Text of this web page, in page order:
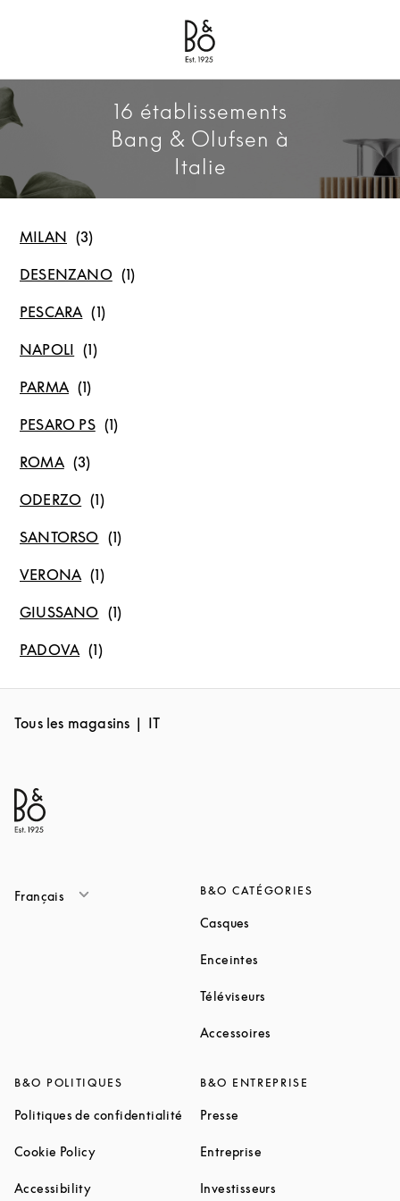
Bang & Olufsen - Exist to Create
Link Opens in New Tab
16 établissements
Bang & Olufsen à
Italie
MILAN
DESENZANO
PESCARA
NAPOLI
PARMA
PESARO PS
ROMA
ODERZO
SANTORSO
VERONA
GIUSSANO
PADOVA
Tous les magasins IT
Français B&O CATÉGORIES
Casques
Enceintes
Téléviseurs
Accessoires
B&O POLITIQUES
Politiques de confidentialité Link Opens in New Tab
Cookie PolicyLink Opens in New Tab
AccessibilityLink Opens in New Tab
B&O ENTREPRISE
Presse
Entreprise
Investisseurs